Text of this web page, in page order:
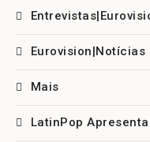
Eurovision|Notícias
Mais
LatinPop Apresenta